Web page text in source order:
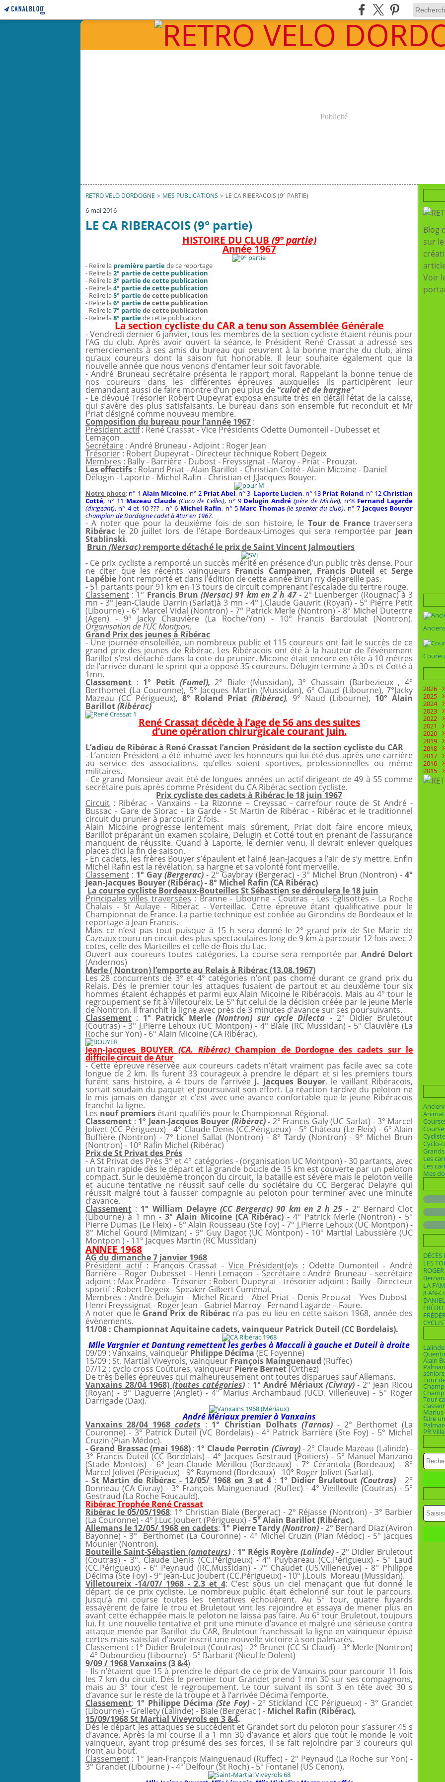
Publicité
RETRO VELO DORDOGNE > MES PUBLICATIONS > LE CA RIBERACOIS (9° PARTIE)
6 mai 2016
LE CA RIBERACOIS (9° partie)
HISTOIRE DU CLUB (9° partie)
Année 1967
- Relire la première partiede ce reportage
- Relire la2° partie de cette publication
- Relire la3° partie de cette publication
- Relire la4° partie de cette publication
- Relire la5° partiede cette publication
- Relire la6° partiede cette publication
- Relire la7° partiede cette publication
- Relire la8° partiede cette publication
La section cycliste du CAR a tenu son Assemblée Générale
- Vendredi dernier 6 janvier, tous les membres de la section cycliste étaient réunis pour
l’AG du club. Après avoir ouvert la séance, le Président René Crassat a adressé ses
remerciements à ses amis du bureau qui oeuvrent à la bonne marche du club, ainsi
qu’aux coureurs dont la saison fut honorable. Il leur souhaite également que la
nouvelle année que nous venons d’entamer leur soit favorable.
- André Bruneau secrétaire présenta le rapport moral. Rappelant la bonne tenue de
nos coureurs dans les différentes épreuves auxquelles ils participèrent leur
demandant aussi de faire montre d’un peu plus de "culot et de hargne"
- Le dévoué Trésorier Robert Dupeyrat exposa ensuite très en détail l’état de la caisse,
qui s’avère des plus satisfaisants. Le bureau dans son ensemble fut reconduit et Mr
Priat désigné comme nouveau membre.
Composition du bureau pour l’année 1967 :
Président actif: René Crassat - Vice Présidents Odette Dumonteil - Dubesset et
Lemaçon
Secrétaire : André Bruneau - Adjoint : Roger Jean
Trésorier : Robert Dupeyrat - Directeur technique Robert Degeix
Membres : Bally - Barrière - Dubost - Freyssignat - Maroy - Priat - Prouzat.
Les effectifs : Roland Priat - Alain Barillot - Christian Cotté - Alain Micoine - Daniel
Délugin - Laporte - Michel Rafin - Christian et J.Jacques Bouyer.
Notre photo: n° 1 Alain Micoine, n° 2 Priat Abel, n° 3 Laporte Lucien, n° 13 Priat Roland, n° 12Christian
Cotté, n° 11 Mazeau Claude (Coco de Celles), n° 9 Delugin André (père de Michel), n°8 Fernand Lagarde
(dirigeant), n° 4 et 10 ??? , n° 6 Michel Rafin, n° 5 Marc Thomas (le speaker du club), n° 7 Jacques Bouyer
champion de Dordogne cadet à Atur en 1967.
- A noter que pour la deuxième fois de son histoire, le Tour de Francetraversera
Ribérac le 20 juillet lors de l’étape Bordeaux-Limoges qui sera remportée par Jean
Stablinski.
Brun (Nersac) remporte détaché le prix de Saint Vincent Jalmoutiers
- Ce prix cycliste a remporté un succès mérité en présence d’un public très dense. Pour
ne citer que les récents vainqueurs Francis Campaner, Francis Duteil etSerge
Lapébie l’ont remporté et dans l’édition de cette année Brun n’y dépareille pas.
- 51 partants pour 91 km en 13 tours de circuit comprenant l’escalade du tertre rouge.
Classement : 1° Francis Brun(Nersac) 91 km en 2 h 47- 2° Luenberger (Rougnac) à 3
mn - 3° Jean-Claude Darrin (Sarlat)à 3 mn - 4° J.Claude Gauvrit (Royan) - 5° Pierre Petit
(Libourne) - 6° Marcel Vidal (Nontron) - 7° Patrick Merle (Nontron) - 8° Michel Dutertre
(Agen) - 9° Jacky Chauvière (La Roche/Yon) - 10° Francis Bardoulat (Nontron).
Organisation de l’UC Montpon.
Grand Prix des jeunes à Ribérac
- Une journée ensoleillée, un nombreux public et 115 coureurs ont fait le succès de ce
grand prix des jeunes de Ribérac. Les Ribéracois ont été à la hauteur de l’événement
Barillot s’est détaché dans la cote du prunier. Micoine était encore en tête à 10 mètres
de l’arrivée durant le sprint qui a opposé 35 coureurs. Délugin termine à 30 s et Cotté à
1mn.
Classement : 1° Petit (Fumel), 2° Biale (Mussidan), 3° Chassain (Barbezieux , 4°
Berthomet (La Couronne), 5° Jacques Martin (Mussidan), 6° Claud (Libourne), 7°Jacky
Mazeau (CC Périgueux),8° Roland Priat (Ribérac), 9° Naud (Libourne), 10° Alain
Barillot(Ribérac)
René Crassat décède à l’age de 56 ans des suites
d’une opération chirurgicale courant Juin.
L’adieu de Ribérac à René Crassat l’ancien Président de la section cycliste du CAR
- L’ancien Président a été inhumé avec les honneurs qui lui été dus après une carrière
au service des associations, qu’elles soient sportives, professionnelles ou même
militaires.
- Ce grand Monsieur avait été de longues années un actif dirigeant de 49 à 55 comme
secrétaire puis après comme Président du CA Ribérac section cycliste.
Prix cycliste des cadets à Ribérac le 18 juin 1967
Circuit : Ribérac - Vanxains - La Rizonne – Creyssac - carrefour route de St André -
Bussac - Gare de Siorac - La Garde - St Martin de Ribérac - Ribérac et le traditionnel
circuit du prunier à parcourir 2 fois.
Alain Micoine progresse lentement mais sûrement, Priat doit faire encore mieux,
Barillot préparant un examen scolaire, Delugin et Cotté tout en prenant de l’assurance
manquent de réussite. Quand à Laporte, le dernier venu, il devrait enlever quelques
places d’ici la fin de saison.
- En cadets, les frères Bouyer s’épaulent et l’ainé Jean-Jacques a l’air de s’y mettre. Enfin
Michel Rafin est la révélation, sa hargne et sa volonté font merveille.
Classement : 1° Gay(Bergerac) - 2° Gaybray (Bergerac) - 3° Michel Brun (Nontron) -4°
Jean-Jacques Bouyer (Ribérac) - 8° Michel Rafin (CA Ribérac)
La course cycliste Bordeaux-Bouteilles St Sébastien se déroulera le 18 juin
Principales villes traversées : Branne - Libourne - Coutras - Les Eglisottes - La Roche
Chalais - St Aulaye - Ribérac - Verteillac. Cette épreuve étant qualificative pour le
Championnat de France. La partie technique est confiée au Girondins de Bordeaux et le
reportage à Jean Francis.
Mais ce n’est pas tout puisque à 15 h sera donné le 2° grand prix de Ste Marie de
Cazeaux couru un circuit des plus spectaculaires long de 9 km à parcourir 12 fois avec 2
cotes, celle des Marteilles et celle de Bois du Lac.
Ouvert aux coureurs toutes catégories. La course sera remportée par André Delort
(Andernos)
Merle ( Nontron) l’emporte au Relais à Ribérac (13.08.1967)
Les 28 concurrents de 3° et 4° catégories n’ont pas chomé durant ce grand prix du
Relais. Dés le premier tour les attaques fusaient de partout et au deuxième tour six
hommes étaient échappés et parmi eux Alain Micoine le Ribéracois. Mais au 4° tour le
regroupement se fit à Villetoureix. Le 5° fut celui de la décision créée par le jeune Merle
de Nontron. Il franchit la ligne avec près de 3 minutes d’avance sur ses poursuivants.
Classement : 1° Patrick Merle(Nontron) sur cycle Dilecta - 2° Didier Bruletout
(Coutras) - 3° J.Pierre Lehoux (UC Montpon) - 4° Biale (RC Mussidan) - 5° Clauvière (La
Roche sur Yon) - 6° Alain Micoine (CA Ribérac).
Jean-Jacques BOUYER (CA. Ribérac) Champion de Dordogne des cadetssur le
difficile circuit de Atur
- Cette épreuve réservée aux coureurs cadets n’était vraiment pas facile avec sa cote
longue de 2 km. Ils furent 33 courageux à prendre le départ et si les premiers tours
furent sans histoire, à 4 tours de l’arrivée J. Jacques Bouyer, le vaillant Ribéracois,
sortait soudain du paquet et poursuivait son effort. La réaction tardive du peloton ne
le mis jamais en danger et c’est avec une avance confortable que le jeune Ribéracois
franchit la ligne.
Les neuf premiers étant qualifiés pour le Championnat Régional.
Classement : 1° Jean-Jacques Bouyer (Ribérac)- 2° Francis Galy (UC Sarlat) - 3° Marcel
Jolivet (CC Périgueux) - 4° Claude Denis (CC.Périgueux) - 5° Château (Le Fleix) - 6° Alain
Buffière (Nontron) - 7° Lionel Sallat (Nontron) - 8° Tardy (Nontron) - 9° Michel Brun
(Nontron) - 10° Rafin Michel (Ribérac)
Prix de St Privat des Prés
- A St Privat des Près 3° et 4° catégories - (organisation UC Montpon) - 30 partants, avec
un train rapide dès le départ et la grande boucle de 15 km est couverte par un peloton
compact. Sur le deuxième tronçon du circuit, la bataille est sévère mais le peloton veille
et aucune tentative ne réussit sauf celle du sociétaire du CC Bergerac Delayre qui
réussit malgré tout à fausser compagnie au peloton pour terminer avec une minute
d’avance.
Classement : 1° William Delayre (CC Bergerac) 90 km en 2 h 25 - 2° Bernard Clot
(Libourne) à 1 mn -3° Alain Micoine (CA Ribérac)- 4° Patrick Merle (Nontron) - 5°
Pierre Dumas (Le Fleix) - 6° Alain Rousseau (Ste Foy) - 7° J.Pierre Lehoux (UC Montpon) -
8° Michel Gourd (Mimizan) - 9° Guy Dagot (UC Montpon) - 10° Martial Labussière (UC
Montpon ) - 11° Jacques Martin (RC Mussidan)
ANNEE 1968
AG du dimanche 7 janvier 1968
Président actif: François Crassat -Vice Président(e)s : Odette Dumonteil - André
Barrière - Roger Dubesset - Henri Lemaçon - Secrétaire : André Bruneau - secrétaire
adjoint : Max Pradère -Trésorier : Robert Dupeyrat - trésorier adjoint : Bailly - Directeur
sportif: Robert Degeix - Speaker Gilbert Cuménal.
Membres : André Delugin - Michel Ricard - Abel Priat - Denis Prouzat - Yves Dubost -
Henri Freyssignat - Roger Jean - Gabriel Marroy - Fernand Lagarde – Faure.
A noter que le Grand Prix de Ribérac n’a pas eu lieu en cette saison 1968, année des
évènements.
11/08 : Championnat Aquitaine cadets, vainqueur Patrick Duteil (CC Bordelais).
Mlle Vargnier et Dantung remettent les gerbes à Maccali à gauche et Duteil à droite
09/09 : Vanxains, vainqueur Philippe Décima (EC Foyenne)
15/09 : St. Martial Viveyrols, vainqueur François Mainguenaud (Ruffec)
07/12 : cyclo cross Coutures, vainqueur Pierre Bernet(Orthez)
De très belles épreuves qui malheureusement ont toutes disparues sauf Allemans.
Vanxains 28/04 1968) (toutes catégories) : 1° André Mériaux (Civray)- 2° Jean Ricou
(Royan) - 3° Daguerre (Anglet) - 4° Marius Archambaud (UCD. Villeneuve) - 5° Roger
Darrigade (Dax).
André Mériaux premier à Vanxains
Vanxains 28/04 1968cadets : 1° Christian Dolhats (Tarnos)- 2° Berthomet (La
Couronne) - 3° Patrick Duteil (VC Bordelais) - 4° Patrick Barrière (Ste Foy) - 5° Michel
Cruzin (Pian Médoc).
- Grand Brassac (mai 1968) : 1° Claude Perrotin (Civray)- 2° Claude Mazeau (Lalinde) -
3° Francis Duteil (CC Bordelais) - 4° Jacques Gestraud (Poitiers) - 5° Manuel Manzano
(Stade Montois) - 6° Jean-Claude Mérillou (Bordeaux) - 7° Cérantola (Bordeaux) - 8°
Marcel Jolivet (Périgueux) - 9° Raymond (Bordeaux) - 10° Roger Jolivet (Sarlat).
- St Martin de Ribérac - 12/05/ 1968 en 3 et 4 : 1° Didier Bruletout (Coutras)- 2°
Bonneau (CA Civray) - 3° François Mainguenaud (Ruffec) - 4° Vieilleville (Coutras) - 5°
Gestraud (La Roche Foucauld).
Ribérac Trophée René Crassat
Ribérac le 05/05/1968: 1° Christian Biale (Bergerac) - 2° Réjasse (Nontron) - 3° Barbier
(La Couronne) - 4° J.Luc Joubert (Périgueux) -5° Alain Barillot (Ribérac).
Allemans le 12/05/ 1968 en cadets:1° Pierre Tardy(Nontron)- 2° Bernard Diaz (Aviron
Bayonne) - 3° Berthomet (La Couronne) - 4° Michel Cruzin (Pian Médoc) - 5° Jacques
Mounier (Nontron).
Bouteille Saint-Sébastien (amateurs) : 1° Régis Royère(Lalinde) - 2° Didier Bruletout
(Coutras) - 3°. Claude Denis (CC.Périgueux) - 4° Puybareau (CC.Périgueux) - 5° Laud
(CC.Périgueux) - 6° Peynaud (RC.Mussidan) - 7° Chaudet (US.Villeneuve) - 8° Philippe
Décima (Ste Foy) - 9° Jean-Luc Joubert (CC.Périgueux) - 10° J.Louis Moreau (Mussidan).
Villetoureix -14/07/ 1968 - 2.3 et 4: C’est sous un ciel menaçant que fut donné le
départ de ce prix cycliste. Le nombreux public était échelonné sur tout le parcours.
Jusqu’à mi course toutes les tentatives échouèrent. Au 5° tour, quatre fuyards
essayèrent de faire le trou et Bruletout vint les rejoindre et essaya de mener plus en
avant cette échappée mais le peloton ne laissa pas faire. Au 6° tour Bruletout, toujours
lui, fit une nouvelle tentative et prit une minute d’avance et malgré une sérieuse contra
attaque menée par Barillot du CAR, Bruletout franchissait la ligne en vainqueur épuisé
certes mais satisfait d’avoir inscrit une nouvelle victoire à son palmarès.
Classement : 1° Didier Bruletout (Coutras) - 2° Brunet (CC St Claud) - 3° Merle (Nontron)
- 4° Dubourdieu (Libourne) - 5° Barbarit (Nieul le Dolent)
9/09 / 1968 Vanxains (3 &4)
- Ils n’étaient que 15 à prendre le départ de ce prix de Vanxains pour parcourir 11 fois
les 7 km du circuit. Dés le premier tour Grandet prend 1 mn 30 sur ses compagnons,
mais au 3° tour c’est le regroupement. Le tour suivant ils sont 3 en tête avec 30 s
d’avance sur le reste de la troupe et à l’arrivée Décima l’emporte.
Classement: 1° Philippe Décima(Ste Foy)- 2° Stickland (CC Périgueux) - 3° Grandet
(Libourne) - Grellety (Lalinde) - Biale (Bergerac ) - Michel Rafin (Ribérac).
15/09/1968 St Martial Viveyrols en 3 &4.
Dés le départ les attaques se succèdent et Grandet sort du peloton pour s’assurer 45 s
d’avance. Après la mi course il a 1 mn 30 d’avance et alors que tout le monde le voit
vainqueur, ayant trop présumé des ses forces, il se fait rejoindre par 3 coureurs qui
iront au bout.
Classement : 1° Jean-François Mainguenaud (Ruffec) - 2° Peynaud (La Roche sur Yon) -
3° Grandet (Libourne ) - 4° Delfour (St Roch) - 5° Fontanel (US Cenon).
Blog
sur
Voir
2026
Juillet
Juin
Mai
2025
Août
Juillet
Juin
Mai
Avril
Mars
2024
Août
Mai
Mars
2023
Août
Juillet
Juin
Mai
2022
Août
Juillet
Juin
Mai
2021
Août
Juillet
Juin
Mai
2020
Août
Juin
2019
2018
2017
2016
2015
Cyclo-
Les
Les
Mes
DÉCÈS
LES
LA
JEAN-
Lalinde
Alain
séniors
Tour
Tour
faire
PR